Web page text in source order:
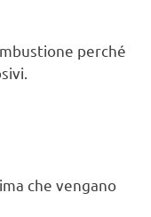
perché
che vengano